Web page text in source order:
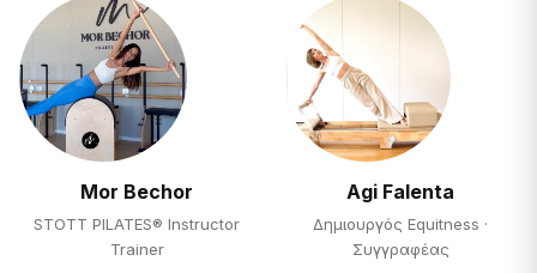
Mor Bechor
STOTT PILATES® Instructor
Trainer
Agi Falenta
Δημιουργός Equitness ·
Συγγραφέας